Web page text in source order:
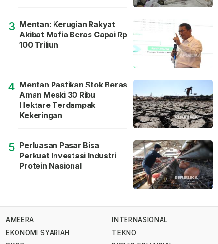
3 Mentan: Kerugian Rakyat
Akibat Mafia Beras Capai Rp
100 Triliun
4 Mentan Pastikan Stok Beras
Aman Meski 30 Ribu
Hektare Terdampak
Kekeringan
5 Perluasan Pasar Bisa
Perkuat Investasi Industri
Protein Nasional
AMEERA
EKONOMI SYARIAH
INTERNASIONAL
TEKNO